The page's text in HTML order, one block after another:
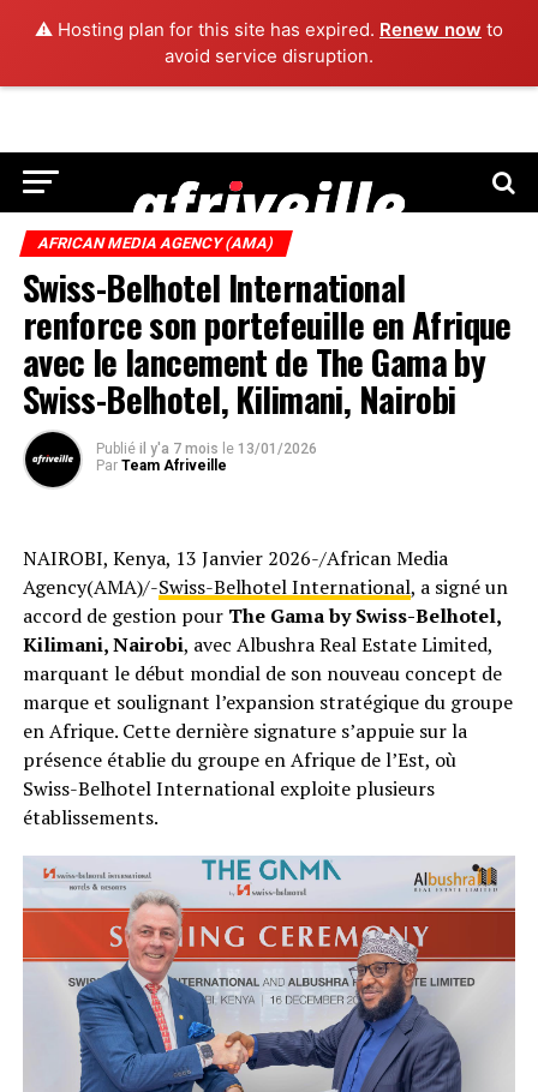
⚠️ Hosting plan for this site has expired. Renew now to
avoid service disruption.
AFRICAN MEDIA AGENCY (AMA)
Swiss-Belhotel International
renforce son portefeuille en Afrique
avec le lancement de The Gama by
Swiss-Belhotel, Kilimani, Nairobi
Publié il y'a 7 mois le 13/01/2026
Par Team Afriveille
NAIROBI, Kenya, 13 Janvier 2026-/African Media
Agency(AMA)/-Swiss-Belhotel International, a signé un
accord de gestion pour The Gama by Swiss-Belhotel,
Kilimani, Nairobi, avec Albushra Real Estate Limited,
marquant le début mondial de son nouveau concept de
marque et soulignant l’expansion stratégique du groupe
en Afrique. Cette dernière signature s’appuie sur la
présence établie du groupe en Afrique de l’Est, où
Swiss-Belhotel International exploite plusieurs
établissements.